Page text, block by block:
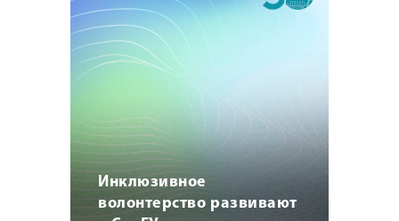
Инклюзивное
волонтерство развивают